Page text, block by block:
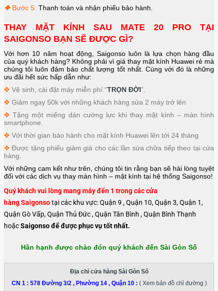
❖ Bước 5: Thanh toán và nhận phiếu bảo hành.
THAY MẶT KÍNH SAU MATE 20 PRO TẠI
SAIGONSO BẠN SẼ ĐƯỢC GÌ?
Với hơn 10 năm hoạt động, Saigonso luôn là lựa chọn hàng đầu
của quý khách hàng? Không phải vì giá thay mặt kính Huawei rẻ mà
chúng tôi luôn đảm bảo chất lượng tốt nhất. Cùng với đó là những
ưu đãi hết sức hấp dẫn như:
✥ Vệ sinh, cài đặt máy miễn phí “TRỌN ĐỜI”.
✥ Giảm ngay 50k với những khách hàng sửa 2 máy trở lên
✥ Tặng một miếng dán cường lực khi thay mặt kính – màn hình
smartphone.
✥ Với thời gian bảo hành cho mặt kính Huawei lên tới 24 tháng
✥ Được tặng phiếu giảm giá cho các lần sửa chữa tiếp theo tại cửa
hàng.
Với những cam kết như trên, chúng tôi tin rằng bạn sẽ hài lòng tuyệt
đối với các dịch vụ thay màn hình – mặt kính tại hệ thống Saigonso!
Quý khách vui lòng mang máy đến 1 trong các cửa
hàng Saigonsotại các khu vực: Quận 9 , Quận 10, Quận 3, Quận 1,
Quận Gò Vấp, Quận Thủ Đức , Quận Tân Bình , Quận Bình Thạnh
hoặcSaigonsođể được phục vụ tốt nhất.
Hân hạnh được chào đón quý khách đến Sài Gòn Số
Địa chỉ cửa hàng Sài Gòn Số
CN 1 : 578 Đường 3/2 , Phường 14 , Quận 10: ( Xem bản đồ chỉ đường )